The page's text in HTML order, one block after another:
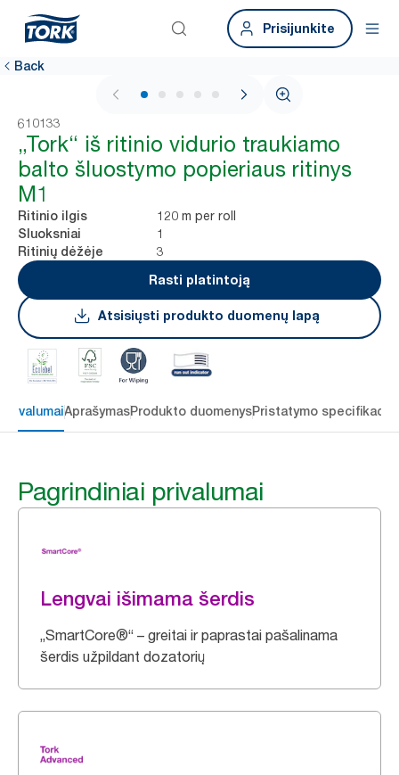
Prisijunkite
Back
1 / 5
610133
„Tork“ iš ritinio vidurio traukiamo
balto šluostymo popieriaus ritinys
M1
Ritinio ilgis 120 m per roll
Sluoksniai 1
Ritinių dėžėje
3
Rasti platintoją
Atsisiųsti produkto duomenų lapą
AprašymasProdukto duomenysPristatymo
Pagrindiniai privalumai
Lengvai išimama šerdis
„SmartCore®“ – greitai ir paprastai pašalinama
šerdis užpildant dozatorių